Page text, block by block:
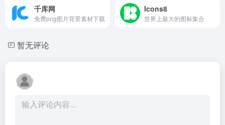
千库网
免费png图片背景素材下载
Icons8
世界上最大的图标集合
暂无评论